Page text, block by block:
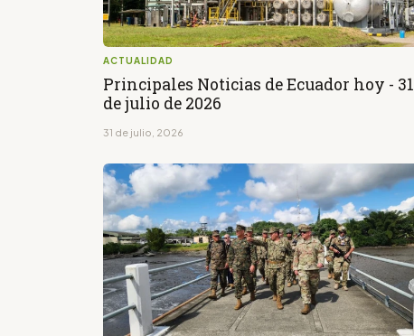
ACTUALIDAD
Principales Noticias de Ecuador hoy - 31
de julio de 2026
31 de julio, 2026